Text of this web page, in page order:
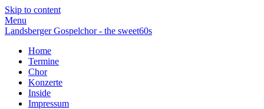
Skip to content
Menu
Landsberger Gospelchor - the sweet60s
Home
Termine
Chor
Konzerte
Inside
Impressum